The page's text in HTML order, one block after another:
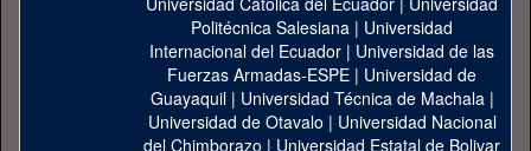
Politécnica Salesiana | Universidad
Internacional del Ecuador | Universidad de las
Fuerzas Armadas-ESPE | Universidad de
Guayaquil| Universidad Técnica de Machala|
Universidad de Otavalo | Universidad Nacional
del Chimborazo | Universidad Estatal de Bolivar